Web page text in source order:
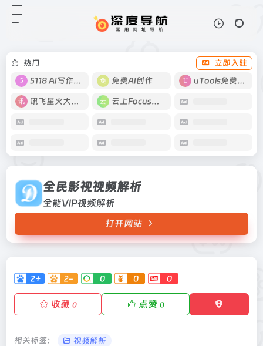
热门
立即入驻
5118 AI写作工具
免费AI创作 uTools免费工具箱
讯飞星火大模型 云上Focus接码
全民影视视频解析
全能VIP视频解析
打开网站
2+ 2- 0 0 0
收藏 0 点赞 0
相关标签： 视频解析
全民影视视频解析